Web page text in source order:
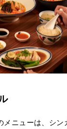
メニューは、シン